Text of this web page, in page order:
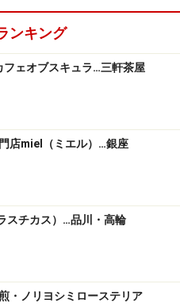
ンキング
ェオブスキュラ…三軒茶屋
店miel（ミエル）…銀座
スチカス）…品川・高輪
・ノリヨシミローステリア